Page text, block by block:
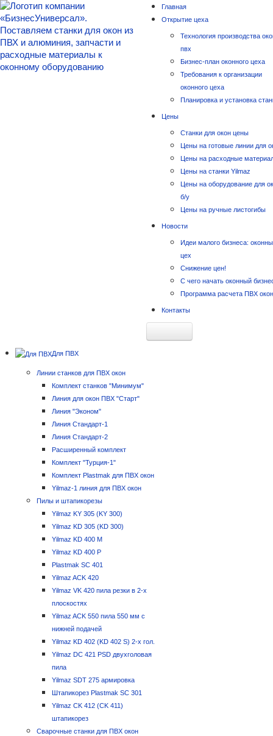
Главная
Открытие цеха
Технология производства
пвх
Бизнес-план оконного цеха
Требования к организации
оконного цеха
Планировка и установка
Цены
Станки для окон цены
Цены на готовые линии для
Цены на расходные
Цены на станки Yilmaz
Цены на оборудование для
б/у
Цены на ручные листогибы
Новости
Идеи малого бизнеса:
цех
Снижение цен!
С чего начать оконный
Программа расчета ПВХ окон
Контакты
Для ПВХ
Линии станков для ПВХ окон
Комплект станков "Минимум"
Линия для окон ПВХ "Старт"
Линия "Эконом"
Линия Стандарт-1
Линия Стандарт-2
Расширенный комплект
Комплект "Турция-1"
Комплект Plastmak для ПВХ окон
Yilmaz-1 линия для ПВХ окон
Пилы и штапикорезы
Yilmaz KY 305 (KY 300)
Yilmaz KD 305 (KD 300)
Yilmaz KD 400 M
Yilmaz KD 400 P
Plastmak SC 401
Yilmaz ACK 420
Yilmaz VK 420 пила резки в 2-х
плоскостях
Yilmaz ACK 550 пила 550 мм с
нижней подачей
Yilmaz KD 402 (KD 402 S) 2-х гол.
Yilmaz DC 421 PSD двухголовая
пила
Yilmaz SDT 275 армировка
Штапикорез Plastmak SC 301
Yilmaz CK 412 (CK 411)
штапикорез
Сварочные станки для ПВХ окон